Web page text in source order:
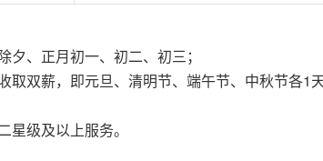
、正月初一、初二、初三；
取双薪，即元旦、清明节、端午节、中秋节各1
星级及以上服务。